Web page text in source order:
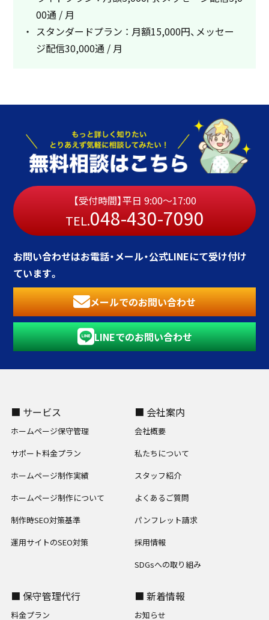
00通 / 月
スタンダードプラン ： 月額15,000円、メッセー
ジ配信30,000通 / 月
【受付時間】平日 9:00〜17:00
TEL.048-430-7090
お問い合わせはお電話・メール・公式LINEにて受け付け
ています。
メールでのお問い合わせ
LINEでのお問い合わせ
■ サービス
ホームページ保守管理
サポート料金プラン
ホームページ制作実績
ホームページ制作について
制作時SEO対策基準
運用サイトのSEO対策
■ 会社案内
会社概要
私たちについて
スタッフ紹介
よくあるご質問
パンフレット請求
採用情報
SDGsへの取り組み
■ 保守管理代行
料金プラン
■ 新着情報
お知らせ